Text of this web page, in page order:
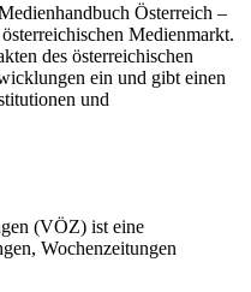
Österreich –
Medienmarkt.
des österreichischen
ein und gibt einen
und
(VÖZ) ist eine
Wochenzeitungen